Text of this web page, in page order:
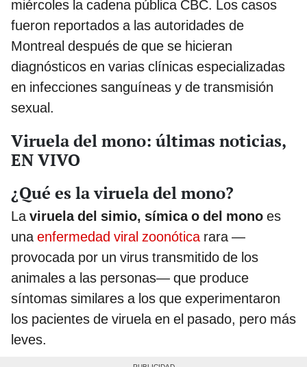
miércoles la cadena pública CBC. Los casos
fueron reportados a las autoridades de
Montreal después de que se hicieran
diagnósticos en varias clínicas especializadas
en infecciones sanguíneas y de transmisión
sexual.
Viruela del mono: últimas noticias,
EN VIVO
¿Qué es la viruela del mono?
Laviruela del simio, símica o del mono es
unaenfermedad viral zoonóticarara —
provocada por un virus transmitido de los
animales a las personas— que produce
síntomas similares a los que experimentaron
los pacientes de viruela en el pasado, pero más
leves.